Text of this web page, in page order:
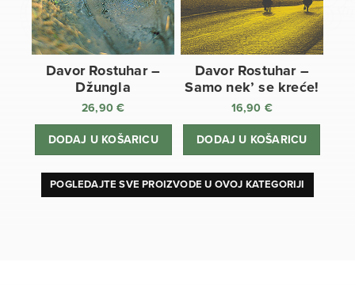
Davor Rostuhar –
Džungla
26,90€
DODAJ U KOŠARICU
Davor Rostuhar –
Samo nek’ se kreće!
16,90 €
DODAJ U KOŠARICU
POGLEDAJTE SVE PROIZVODE U OVOJ KATEGORIJI